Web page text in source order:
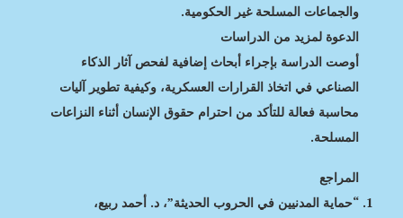
والجماعات المسلحة غير الحكومية.
الدعوة لمزيد من الدراسات
أوصت الدراسة بإجراء أبحاث إضافية لفحص آثار الذكاء
الصناعي في اتخاذ القرارات العسكرية، وكيفية تطوير آليات
محاسبة فعالة للتأكد من احترام حقوق الإنسان أثناء النزاعات
المسلحة.
المراجع
“حماية المدنيين في الحروب الحديثة”، د. أحمد ربيع،